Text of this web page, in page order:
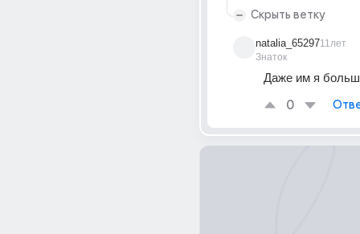
Скрыть ветку
natalia_65297
Знаток
11лет
Даже им я
0